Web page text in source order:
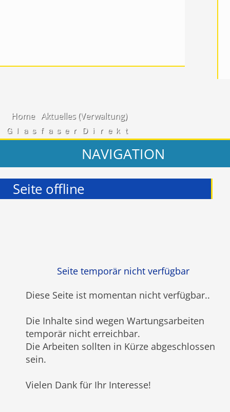
Home Aktuelles (Verwaltung)
Ｇｌａｓｆａｓｅｒ Ｄｉｒｅｋｔ
NAVIGATION
Seite offline
Seite temporär nicht verfügbar
Diese Seite ist momentan nicht verfügbar..
Die Inhalte sind wegen Wartungsarbeiten
temporär nicht erreichbar.
Die Arbeiten sollten in Kürze abgeschlossen
sein.
Vielen Dank für Ihr Interesse!